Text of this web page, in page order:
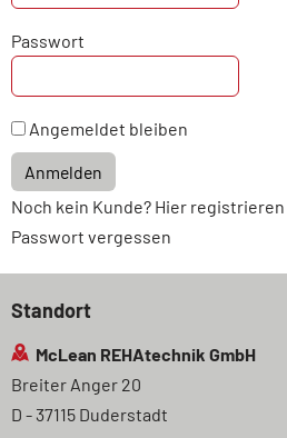
Passwort
Angemeldet bleiben
Anmelden
Noch kein Kunde? Hier registrieren
Passwort vergessen
Standort
McLean REHAtechnik GmbH
Breiter Anger 20
D - 37115 Duderstadt